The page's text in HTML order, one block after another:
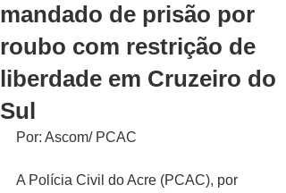
mandado de prisão por
roubo com restrição de
liberdade em Cruzeiro do
Sul
Por: Ascom/ PCAC
A Polícia Civil do Acre (PCAC), por